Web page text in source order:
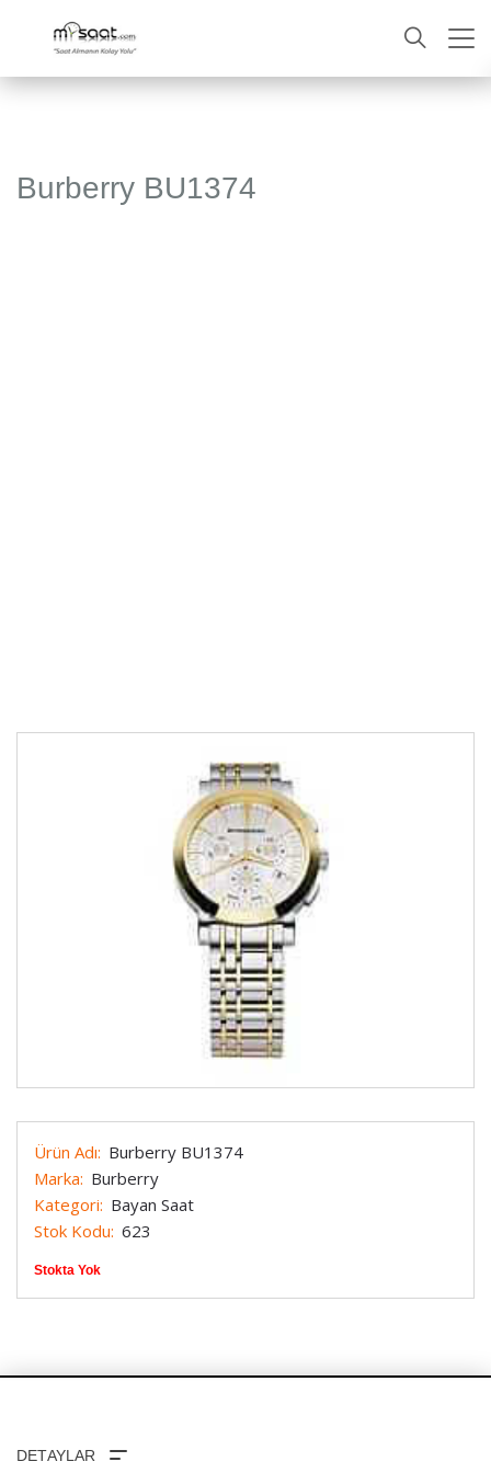
ARA
Burberry BU1374
Ürün Adı: Burberry BU1374
Marka: Burberry
Kategori: Bayan Saat
Stok Kodu: 623
Stokta Yok